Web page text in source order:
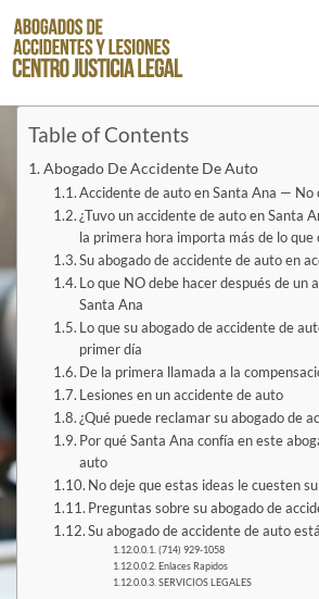
Table of Contents
Abogado De Accidente De Auto
Accidente de auto en Santa Ana — No
¿Tuvo un accidente de auto en Santa
la primera hora importa más de lo que
Su abogado de accidente de auto en
Lo que NO debe hacer después de un
Santa Ana
Lo que su abogado de accidente de
primer día
De la primera llamada a la
Lesiones en un accidente de auto
¿Qué puede reclamar su abogado de
Por qué Santa Ana confía en este
auto
No deje que estas ideas le cuesten
Preguntas sobre su abogado de
Su abogado de accidente de auto
(714) 929-1058
Enlaces Rapidos
SERVICIOS LEGALES